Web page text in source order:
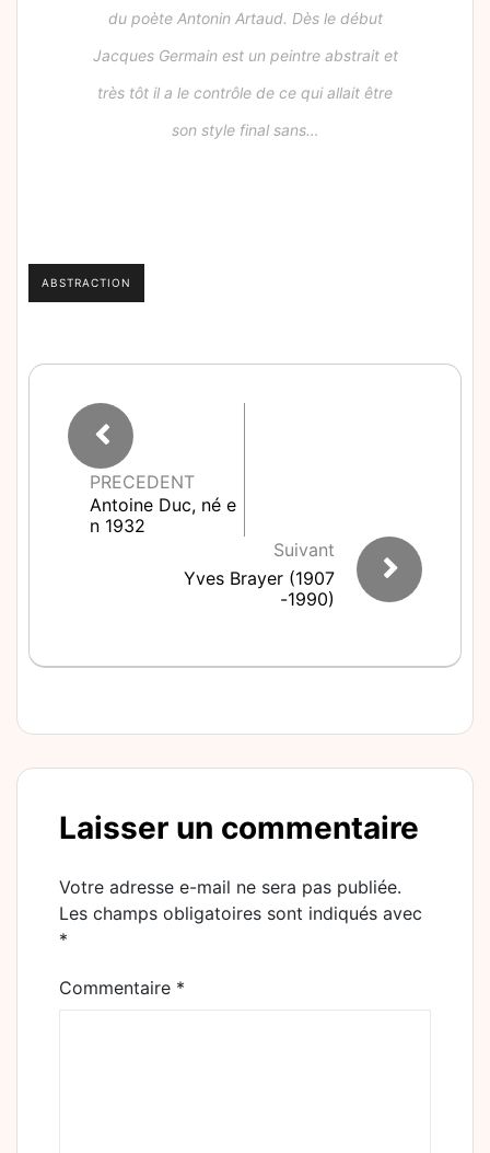
du poète Antonin Artaud. Dès le début
Jacques Germain est un peintre abstrait et
très tôt il a le contrôle de ce qui allait être
son style final sans…
ABSTRACTION
PRECEDENT
Antoine Duc, né e
n 1932
Suivant
Yves Brayer (1907
-1990)
Laisser un commentaire
Votre adresse e-mail ne sera pas publiée.
Les champs obligatoires sont indiqués avec
*
Commentaire *